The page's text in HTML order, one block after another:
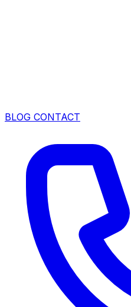
BLOG CONTACT